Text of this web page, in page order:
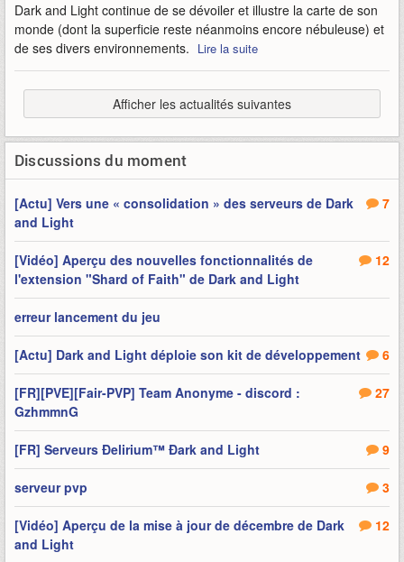
Dark and Light continue de se dévoiler et illustre la carte de son
monde (dont la superficie reste néanmoins encore nébuleuse) et
de ses divers environnements. Lire la suite
Afficher les actualités suivantes
Discussions du moment
7
[Actu] Vers une « consolidation » des serveurs de Dark
and Light
12
[Vidéo] Aperçu des nouvelles fonctionnalités de
l'extension "Shard of Faith" de Dark and Light
erreur lancement du jeu
6
[Actu] Dark and Light déploie son kit de développement
27
[FR][PVE][Fair-PVP] Team Anonyme - discord :
GzhmmnG
9
[FR] Serveurs Ðelirium™ Ðark and Light
3
serveur pvp
12
[Vidéo] Aperçu de la mise à jour de décembre de Dark
and Light